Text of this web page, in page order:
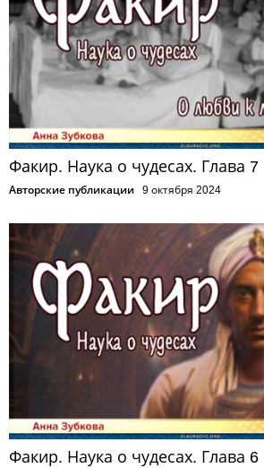
Факир. Наука о чудесах. Глава 7
Авторские публикации 9 октября 2024
Факир. Наука о чудесах. Глава 6